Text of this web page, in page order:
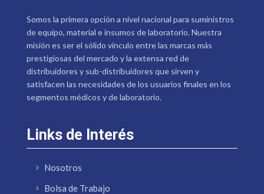
Somos la primera opción a nivel nacional para suministros
de equipo, material e insumos de laboratorio. Nuestra
misión es ser el sólido vínculo entre las marcas más
prestigiosas del mercado y la extensa red de
distribuidores y sub-distribuidores que sirven y
satisfacen las necesidades de los usuarios finales en los
segmentos médicos y de laboratorio.
Links de Interés
Nosotros
Bolsa de Trabajo